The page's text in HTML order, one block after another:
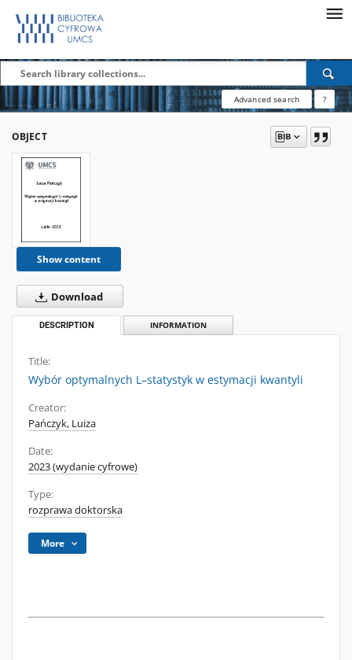
Advanced search ?
OBJECT
Show content
Download
DESCRIPTION INFORMATION
Title:
Wybór optymalnych L–statystyk w estymacji kwantyli
Creator:
Pańczyk, Luiza
Date:
2023 (wydanie cyfrowe)
Type:
rozprawa doktorska
More